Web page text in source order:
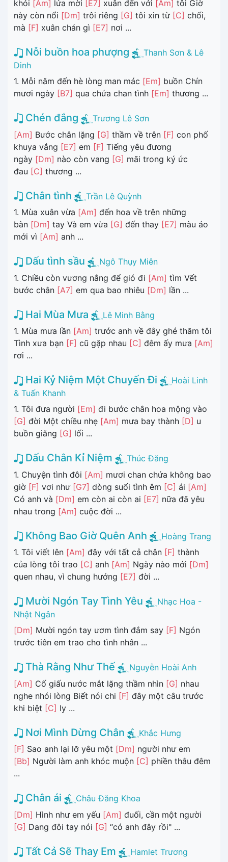
khói [Am] lửa mời [E7] xuân đến với [Am] tôi Giờ
này còn nổi [Dm] trôi riêng [G] tôi xin từ [C] chối,
mà [F] xuân chán gì [E7] nơi ...
Nỗi buồn hoa phượng
Thanh Sơn & Lê
Dinh
1. Mỗi năm đến hè lòng man mác [Em] buồn Chín
mươi ngày [B7] qua chứa chan tình [Em] thương ...
Chén đắng
Trương Lê Sơn
[Am] Bước chân lặng [G] thầm về trên [F] con phố
khuya vắng [E7] em [F] Tiếng yêu đương
ngày [Dm] nào còn vang [G] mãi trong ký ức
đau [C] thương ...
Chân tình
Trần Lê Quỳnh
1. Mùa xuân vừa [Am] đến hoa về trên những
bàn [Dm] tay Và em vừa [G] đến thay [E7] màu áo
mới vì [Am] anh ...
Dấu tình sầu
Ngô Thụy Miên
1. Chiều còn vương nắng để gió đi [Am] tìm Vết
bước chân [A7] em qua bao nhiêu [Dm] lần ...
Hai Mùa Mưa
Lê Minh Bằng
1. Mùa mưa lần [Am] trước anh về đây ghé thăm tôi
Tình xưa bạn [F] cũ gặp nhau [C] đêm ấy mưa [Am]
rơi ...
Hai Kỷ Niệm Một Chuyến Đi
Hoài Linh
& Tuấn Khanh
1. Tôi đưa người [Em] đi bước chân hoa mộng vào
[G] đời Một chiều nhẹ [Am] mưa bay thành [D] u
buồn giăng [G] lối ...
Dấu Chân Kỉ Niệm
Thúc Đăng
1. Chuyện tình đôi [Am] mươi chan chứa không bao
giờ [F] vơi như [G7] dòng suối tình êm [C] ái [Am]
Có anh và [Dm] em còn ai còn ai [E7] nữa đã yêu
nhau trong [Am] cuộc đời ...
Không Bao Giờ Quên Anh
Hoàng Trang
1. Tôi viết lên [Am] đây với tất cả chân [F] thành
của lòng tôi trao [C] anh [Am] Ngày nào mới [Dm]
quen nhau, vì chung hướng [E7] đời ...
Mười Ngón Tay Tình Yêu
Nhạc Hoa -
Nhật Ngân
[Dm] Mười ngón tay ươm tình đắm say [F] Ngón
trước tiên em trao cho tình nhân ...
Thà Rằng Như Thế
Nguyễn Hoài Anh
[Am] Cố giấu nước mắt lặng thầm nhìn [G] nhau
nghe nhói lòng Biết nói chi [F] đây một câu trước
khi biệt [C] ly ...
Nơi Mình Dừng Chân
Khắc Hưng
[F] Sao anh lại lỡ yêu một [Dm] người như em
[Bb] Người làm anh khóc muộn [C] phiền thâu đêm
...
Chân ái
Châu Đăng Khoa
[Dm] Hình như em yếu [Am] đuối, cần một người
[G] Dang đôi tay nói [G] “có anh đây rồi" ...
Tất Cả Sẽ Thay Em
Hamlet Trương